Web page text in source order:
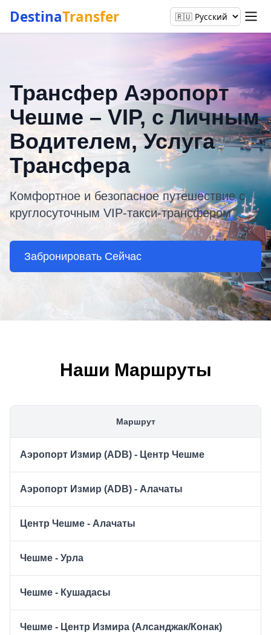
DestinaTransfer
Трансфер Аэропорт
Чешме – VIP, с Личным
Водителем, Услуга
Трансфера
Комфортное и безопасное путешествие с
круглосуточным VIP-такси-трансфером
Забронировать Сейчас
Наши Маршруты
Маршрут
Аэропорт Измир (ADB) - Центр Чешме
Аэропорт Измир (ADB) - Алачаты
Центр Чешме - Алачаты
Чешме - Урла
Чешме - Кушадасы
Чешме - Центр Измира (Алсанджак/Конак)